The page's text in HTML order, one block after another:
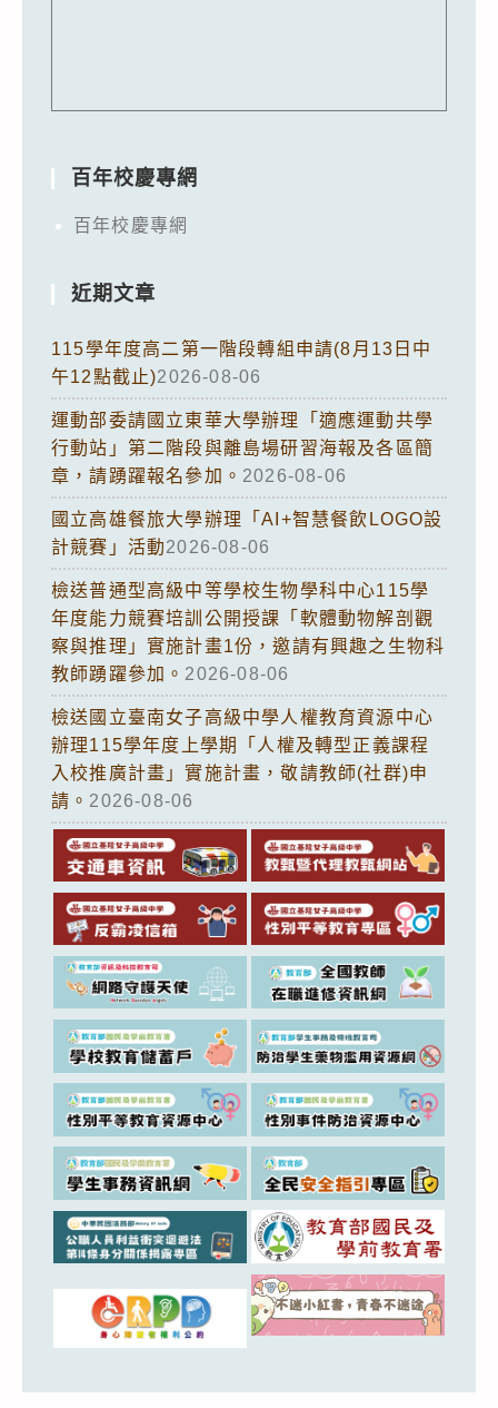
百年校慶專網
百年校慶專網
近期文章
115學年度高二第一階段轉組申請(8月13日中
午12點截止)2026-08-06
運動部委請國立東華大學辦理「適應運動共學
行動站」第二階段與離島場研習海報及各區簡
章，請踴躍報名參加。 2026-08-06
國立高雄餐旅大學辦理「AI+智慧餐飲LOGO設
計競賽」活動2026-08-06
檢送普通型高級中等學校生物學科中心115學
年度能力競賽培訓公開授課「軟體動物解剖觀
察與推理」實施計畫1份，邀請有興趣之生物科
教師踴躍參加。 2026-08-06
檢送國立臺南女子高級中學人權教育資源中心
辦理115學年度上學期「人權及轉型正義課程
入校推廣計畫」實施計畫，敬請教師(社群)申
請。 2026-08-06